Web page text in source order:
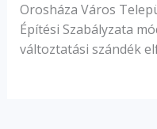
Orosháza Város
Építési Szabályzata
változtatási szándék